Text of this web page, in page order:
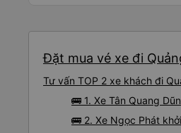
Đặt mua vé xe đi
Tư vấn TOP 2 xe khách đi
🚌 1. Xe Tân Quang
🚌 2. Xe Ngọc Phát